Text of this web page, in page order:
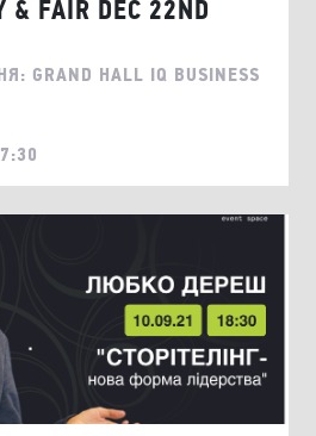
& FAIR DEC 22ND
GRAND HALL IQ BUSINESS